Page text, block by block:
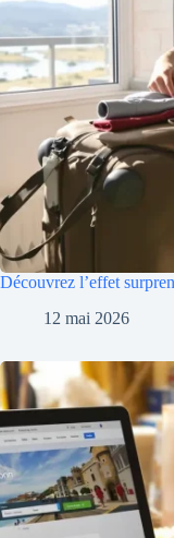
Découvrez l’effet
12 mai 2026